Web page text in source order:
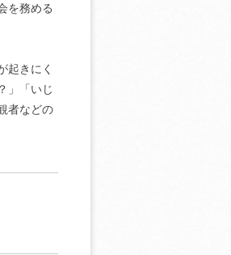
を務める
起きにく
」「いじ
者などの